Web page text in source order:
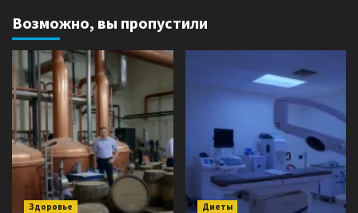
Возможно, вы пропустили
Здоровье Диеты